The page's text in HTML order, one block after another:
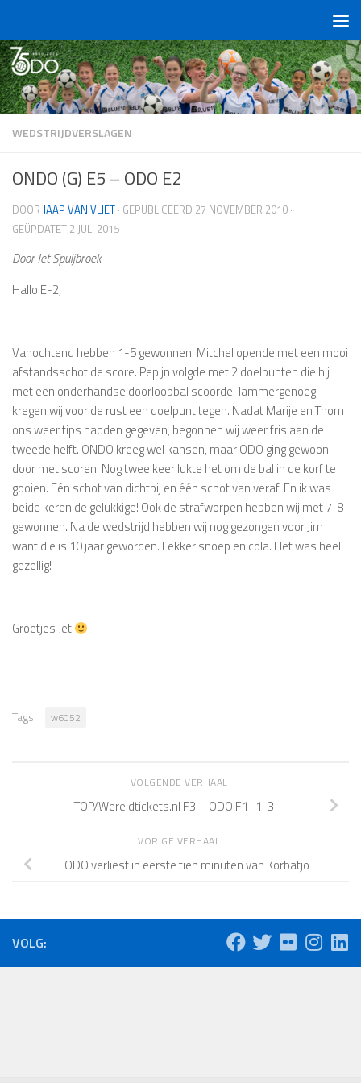
WEDSTRIJDVERSLAGEN
ONDO (G) E5 – ODO E2
DOOR JAAP VAN VLIET · GEPUBLICEERD 27 NOVEMBER 2010 ·
GEÜPDATET 2 JULI 2015
Door Jet Spuijbroek
Hallo E-2,
Vanochtend hebben 1-5 gewonnen! Mitchel opende met een mooi
afstandsschot de score. Pepijn volgde met 2 doelpunten die hij
met een onderhandse doorloopbal scoorde. Jammergenoeg
kregen wij voor de rust een doelpunt tegen. Nadat Marije en Thom
ons weer tips hadden gegeven, begonnen wij weer fris aan de
tweede helft. ONDO kreeg wel kansen, maar ODO ging gewoon
door met scoren! Nog twee keer lukte het om de bal in de korf te
gooien. Eén schot van dichtbij en één schot van veraf. En ik was
beide keren de gelukkige! Ook de strafworpen hebben wij met 7-8
gewonnen. Na de wedstrijd hebben wij nog gezongen voor Jim
want die is 10 jaar geworden. Lekker snoep en cola. Het was heel
gezellig!
Groetjes Jet
Tags: w6052
VOLGENDE VERHAAL
TOP/Wereldtickets.nl F3 – ODO F1 1-3
VORIGE VERHAAL
ODO verliest in eerste tien minuten van Korbatjo
VOLG: